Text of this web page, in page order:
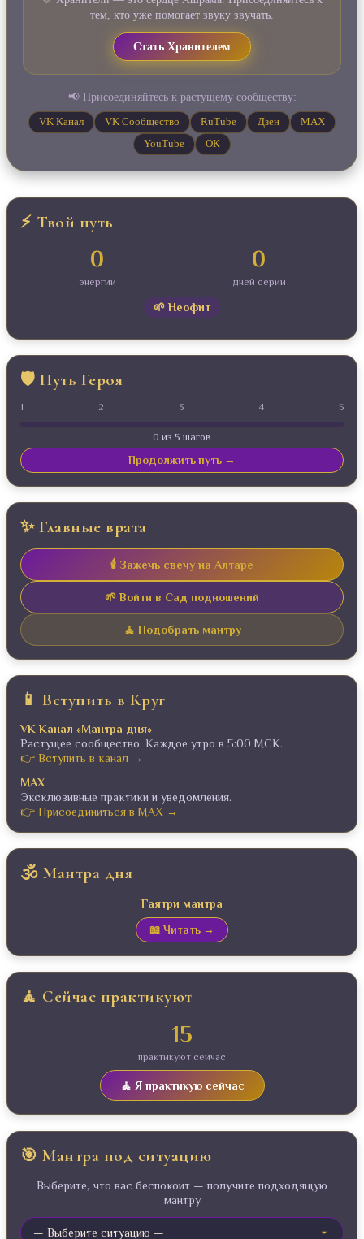
тем, кто уже помогает звуку звучать.
Стать Хранителем
📢 Присоединяйтесь к растущему сообществу:
VK Канал VK Сообщество RuTube Дзен
MAX
YouTube
ОК
⚡ Твой путь
0
энергии
0
дней серии
🌱 Неофит
🛡️ Путь Героя
1 2 3 4 5
0 из 5 шагов
Продолжить путь →
✨ Главные врата
🕯️ Зажечь свечу на Алтаре
🌱 Войти в Сад подношений
🧘 Подобрать мантру
📱 Вступить в Круг
VK Канал «Мантра дня»
Растущее сообщество. Каждое утро в 5:00 МСК.
👉 Вступить в канал →
MAX
Эксклюзивные практики и уведомления.
👉 Присоединиться в MAX →
🕉️ Мантра дня
Гаятри мантра
📖 Читать →
🧘 Сейчас практикуют
15
практикуют сейчас
🧘 Я практикую сейчас
🎯 Мантра под ситуацию
Выберите, что вас беспокоит — получите подходящую
мантру